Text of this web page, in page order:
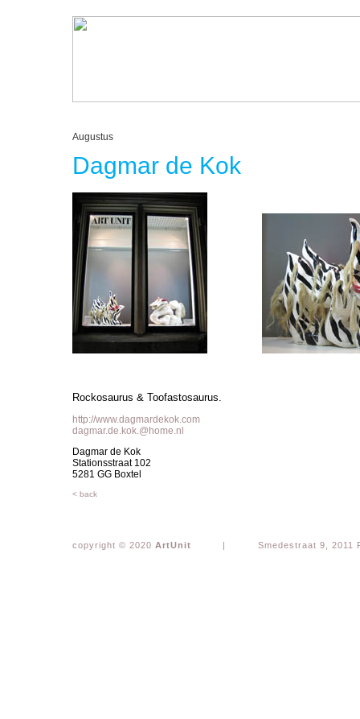
Augustus
Dagmar de Kok
Rockosaurus & Toofastosaurus.
http://www.dagmardekok.com
dagmar.de.kok.@home.nl
Dagmar de Kok
Stationsstraat 102
5281 GG Boxtel
< back
copyright © 2020 ArtUnit | Smedestraat 9, 2011